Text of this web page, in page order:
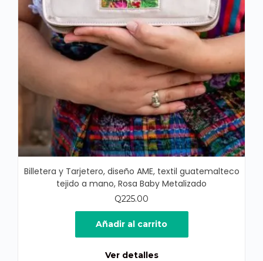
Billetera y Tarjetero, diseño AME, textil guatemalteco
tejido a mano, Rosa Baby Metalizado
Q225.00
Añadir al carrito
Ver detalles